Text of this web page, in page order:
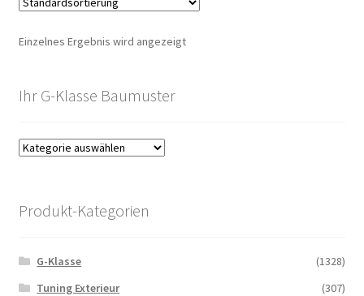
Einzelnes Ergebnis wird angezeigt
Ihr G-Klasse Baumuster
Produkt-Kategorien
G-Klasse
(1328)
Tuning Exterieur
(307)